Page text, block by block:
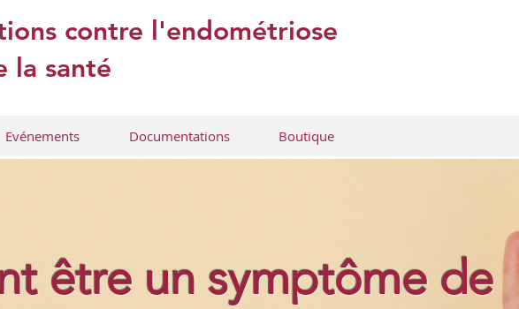
contre l'endométriose
la santé
Evénements Documentations Boutique
être un symptôme de